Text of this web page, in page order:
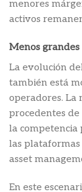
menores
activos
Menos
La evolución
también está
operadores. La
procedentes
la competencia
las plataformas
asset
En este